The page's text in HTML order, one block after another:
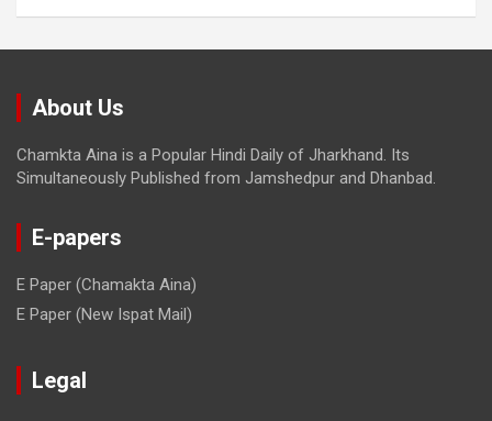
About Us
Chamkta Aina is a Popular Hindi Daily of Jharkhand. Its
Simultaneously Published from Jamshedpur and Dhanbad.
E-papers
E Paper (Chamakta Aina)
E Paper (New Ispat Mail)
Legal